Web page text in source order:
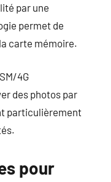
par une
permet de
carte mémoire.
4G
des photos par
particulièrement
pour